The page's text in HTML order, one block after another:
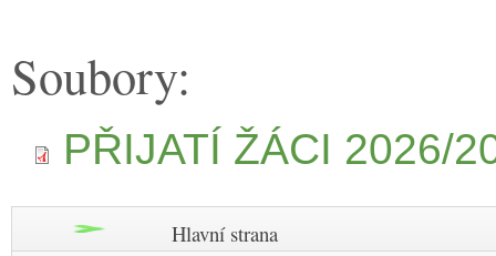
Soubory:
PŘIJATÍ ŽÁCI 2026/
Hlavní strana